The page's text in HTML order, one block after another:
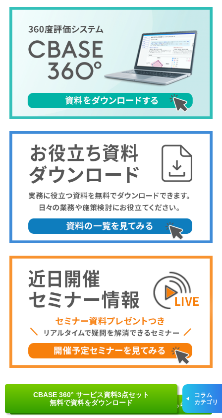
CBASE 360° サービス資料3点セット
無料で資料をダウンロード
コラム
カテゴリ
はじめてのCBASE 360° 資料3点セットはこちら